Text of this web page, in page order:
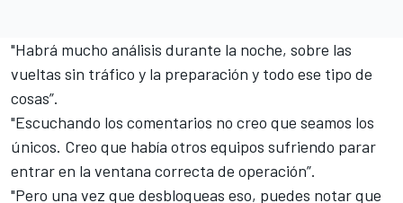
"Habrá mucho análisis durante la noche, sobre las
vueltas sin tráfico y la preparación y todo ese tipo de
cosas”.
"Escuchando los comentarios no creo que seamos los
únicos. Creo que había otros equipos sufriendo parar
entrar en la ventana correcta de operación”.
"Pero una vez que desbloqueas eso, puedes notar que